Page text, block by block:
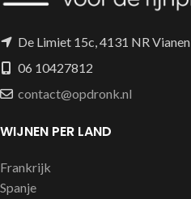
De Limiet 15c, 4131 NR Vianen
06 10427812
contact@opdronk.nl
WIJNEN PER LAND
Frankrijk
Spanje